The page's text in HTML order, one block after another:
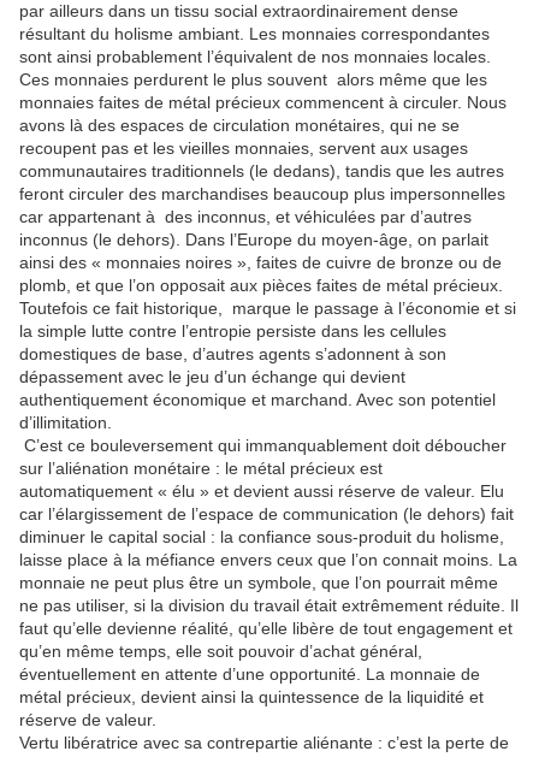
par ailleurs dans un tissu social extraordinairement dense
résultant du holisme ambiant. Les monnaies correspondantes
sont ainsi probablement l’équivalent de nos monnaies locales.
Ces monnaies perdurent le plus souvent alors même que les
monnaies faites de métal précieux commencent à circuler. Nous
avons là des espaces de circulation monétaires, qui ne se
recoupent pas et les vieilles monnaies, servent aux usages
communautaires traditionnels (le dedans), tandis que les autres
feront circuler des marchandises beaucoup plus impersonnelles
car appartenant à des inconnus, et véhiculées par d’autres
inconnus (le dehors). Dans l’Europe du moyen-âge, on parlait
ainsi des « monnaies noires », faites de cuivre de bronze ou de
plomb, et que l’on opposait aux pièces faites de métal précieux.
Toutefois ce fait historique, marque le passage à l’économie et si
la simple lutte contre l’entropie persiste dans les cellules
domestiques de base, d’autres agents s’adonnent à son
dépassement avec le jeu d’un échange qui devient
authentiquement économique et marchand. Avec son potentiel
d’illimitation.
C’est ce bouleversement qui immanquablement doit déboucher
sur l’aliénation monétaire : le métal précieux est
automatiquement « élu » et devient aussi réserve de valeur. Elu
car l’élargissement de l’espace de communication (le dehors) fait
diminuer le capital social : la confiance sous-produit du holisme,
laisse place à la méfiance envers ceux que l’on connait moins. La
monnaie ne peut plus être un symbole, que l’on pourrait même
ne pas utiliser, si la division du travail était extrêmement réduite. Il
faut qu’elle devienne réalité, qu’elle libère de tout engagement et
qu’en même temps, elle soit pouvoir d’achat général,
éventuellement en attente d’une opportunité. La monnaie de
métal précieux, devient ainsi la quintessence de la liquidité et
réserve de valeur.
Vertu libératrice avec sa contrepartie aliénante : c’est la perte de